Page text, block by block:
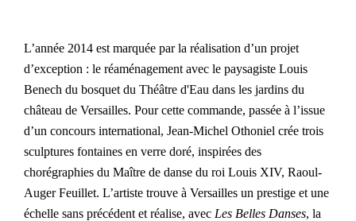
Othoniel's World Tour
Journal de bord
Les Laboratoires
Publications
Vidéos
L’année 2014 est marquée par la réalisation d’un projet
d’exception : le réaménagement avec le paysagiste Louis
Benech du bosquet du Théâtre d'Eau dans les jardins du
château de Versailles. Pour cette commande, passée à l’issue
d’un concours international, Jean-Michel Othoniel crée trois
sculptures fontaines en verre doré, inspirées des
chorégraphies du Maître de danse du roi Louis XIV, Raoul-
Auger Feuillet. L’artiste trouve à Versailles un prestige et une
échelle sans précédent et réalise, avec Les Belles Danses, la